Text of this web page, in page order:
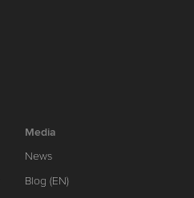
Media
News
Blog (EN)